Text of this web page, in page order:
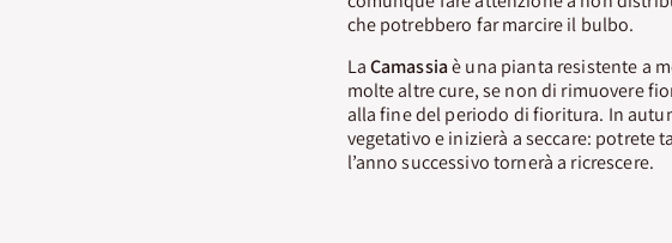
che potrebbero far marcire il bulbo.
LaCamassiaè una pianta resistente a
molte altre cure, se non di rimuovere
alla fine del periodo di fioritura. In
vegetativo e inizierà a seccare: potrete
l’anno successivo tornerà a ricrescere.